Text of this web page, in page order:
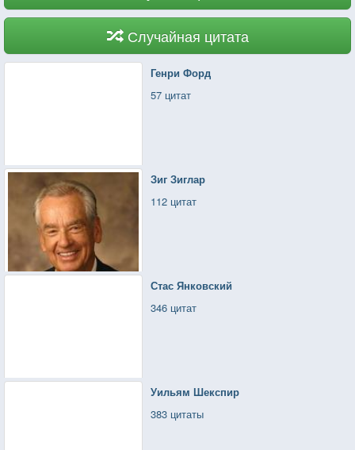
Случайная цитата
Генри Форд
57 цитат
Зиг Зиглар
112 цитат
Стас Янковский
346 цитат
Уильям Шекспир
383 цитаты